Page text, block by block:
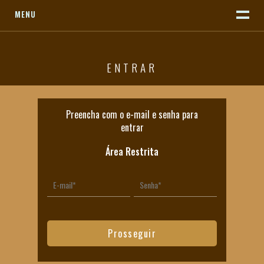
MENU
ENTRAR
Preencha com o e-mail e senha para
entrar
Área Restrita